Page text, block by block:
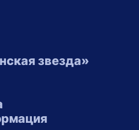
звезда»